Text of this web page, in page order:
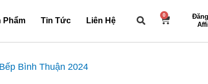
Phẩm Tin Tức Liên Hệ
0
Bình Thuận 2024